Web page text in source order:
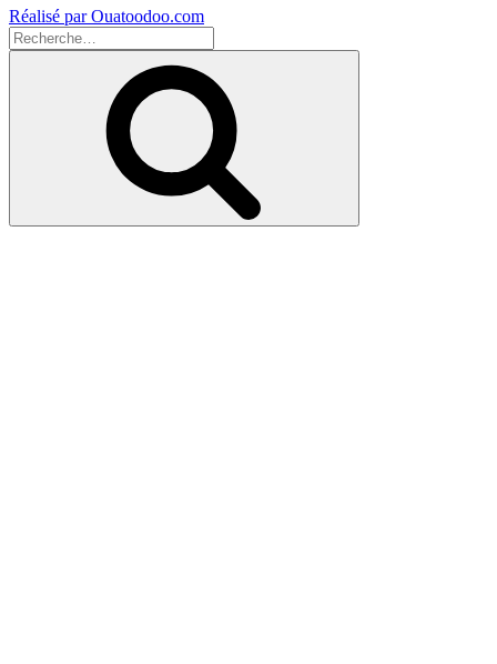
Réalisé par Ouatoodoo.com
Recherche
pour